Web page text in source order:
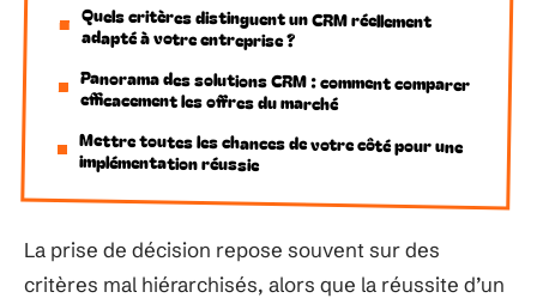
Quels critères distinguent un CRM réellement
adapté à votre entreprise ?
Panorama des solutions CRM : comment comparer
efficacement les offres du marché
Mettre toutes les chances de votre côté pour une
implémentation réussie
La prise de décision repose souvent sur des
critères mal hiérarchisés, alors que la réussite d’un